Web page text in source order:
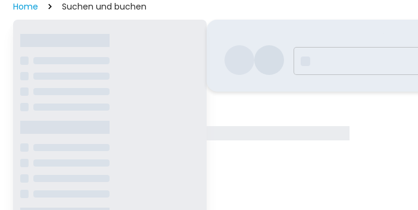
Home Suchen und buchen